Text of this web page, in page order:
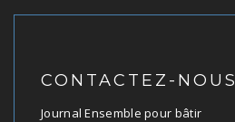
CONTACTEZ-NOUS
Journal Ensemble pour bâtir